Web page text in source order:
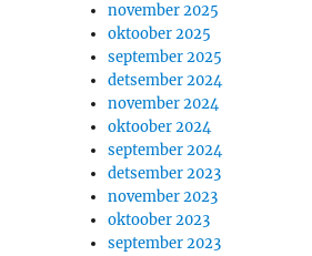
november 2025
oktoober 2025
september 2025
detsember 2024
november 2024
oktoober 2024
september 2024
detsember 2023
november 2023
oktoober 2023
september 2023